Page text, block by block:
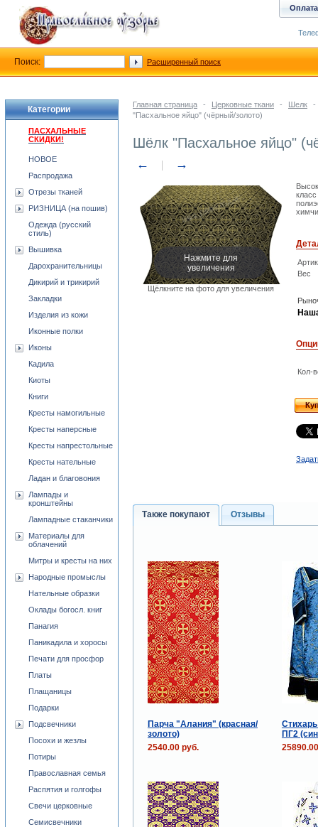
Главная страница - Церковные ткани - Шелк
-
"Пасхальное яйцо" (чёрный/золото)
Шёлк "Пасхальное яйцо"
← →
Нажмите для
увеличения
Щёлкните на фото для увеличения
Вес
Кол-
Также покупают Отзывы
Парча "Алания" (красная/
золото)
ПГ2
2540.00 руб.
Категории
ПАСХАЛЬНЫЕ
СКИДКИ!
НОВОЕ
Распродажа
Отрезы тканей
РИЗНИЦА (на пошив)
Одежда (русский
стиль)
Вышивка
Дарохранительницы
Дикирий и трикирий
Закладки
Изделия из кожи
Иконные полки
Иконы
Кадила
Киоты
Книги
Кресты намогильные
Кресты наперсные
Кресты напрестольные
Кресты нательные
Ладан и благовония
Лампады и
кронштейны
Лампадные стаканчики
Материалы для
облачений
Митры и кресты на них
Народные промыслы
Нательные образки
Оклады богосл. книг
Панагия
Паникадила и хоросы
Печати для просфор
Платы
Плащаницы
Подарки
Подсвечники
Посохи и жезлы
Потиры
Православная семья
Распятия и голгофы
Свечи церковные
Семисвечники
Оплата
Поиск: Расширенный поиск